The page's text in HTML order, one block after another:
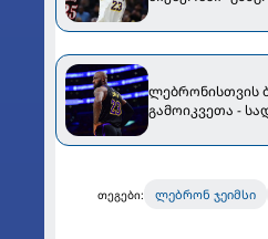
ლებრონისთვის
გამოიკვეთა -
თეგები: ლებრონ ჯეიმსი